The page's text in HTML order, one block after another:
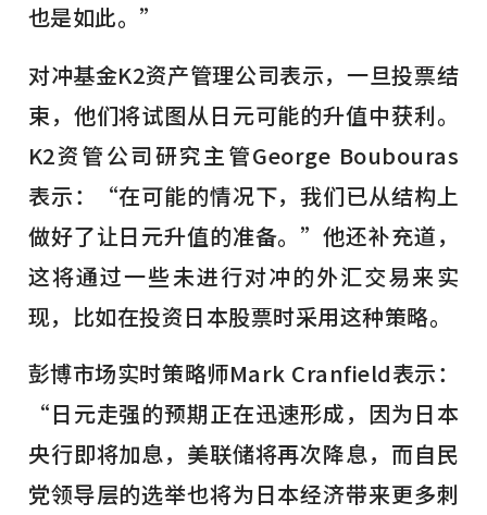
也是如此。”
对冲基金K2资产管理公司表示，一旦投票结
束，他们将试图从日元可能的升值中获利。
K2资管公司研究主管George Boubouras
表示：“在可能的情况下，我们已从结构上
做好了让日元升值的准备。”他还补充道，
这将通过一些未进行对冲的外汇交易来实
现，比如在投资日本股票时采用这种策略。
彭博市场实时策略师Mark Cranfield表示：
“日元走强的预期正在迅速形成，因为日本
央行即将加息，美联储将再次降息，而自民
党领导层的选举也将为日本经济带来更多刺